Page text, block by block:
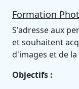
Formation
S'adresse aux
et souhaitent
d'images et de
Objectifs :